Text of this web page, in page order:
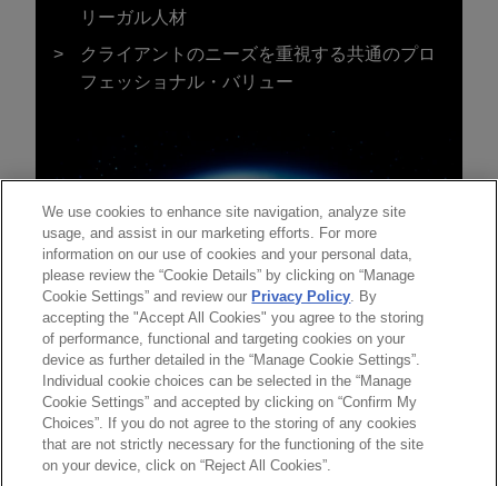
リーガル人材
クライアントのニーズを重視する共通のプロ
フェッショナル・バリュー
送信する前の注意事項：
www.jonesday.comに掲載されている情報は、一般的な使用を
目的としており、法的アドバイスを目的としたものではありま
せん。このEmailを送信することにより、弁護士を含む専門
弁護士業務広告 お問い合わせ
免責事項
プライバシーポリシー
著作権
We use cookies to enhance site navigation, analyze site
usage, and assist in our marketing efforts. For more
information on our use of cookies and your personal data,
please review the “Cookie Details” by clicking on “Manage
Cookie Settings” and review our Privacy Policy. By
accepting the "Accept All Cookies" you agree to the storing
of performance, functional and targeting cookies on your
device as further detailed in the “Manage Cookie Settings”.
Individual cookie choices can be selected in the “Manage
Cookie Settings” and accepted by clicking on “Confirm My
Choices”. If you do not agree to the storing of any cookies
that are not strictly necessary for the functioning of the site
on your device, click on “Reject All Cookies”.